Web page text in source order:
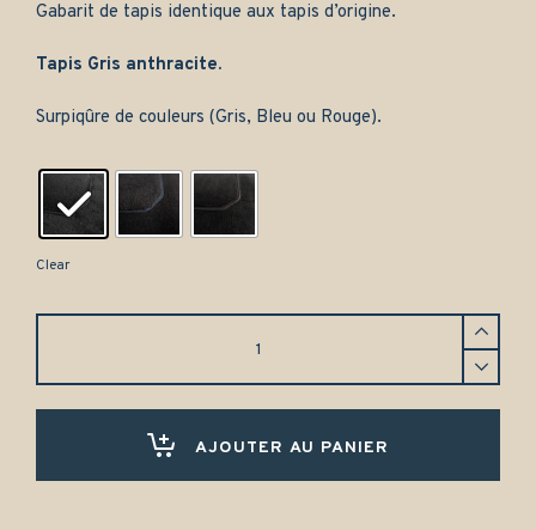
Gabarit de tapis identique aux tapis d’origine.
Tapis Gris anthracite.
Surpiqûre de couleurs (Gris, Bleu ou Rouge).
Clear
AJOUTER AU PANIER